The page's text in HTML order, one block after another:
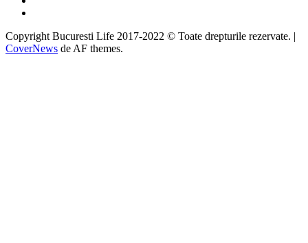
Copyright Bucuresti Life 2017-2022 © Toate drepturile rezervate. |
CoverNews de AF themes.